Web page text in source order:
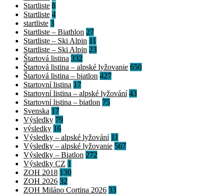
Startliste 8
Startliste 4
startliste 3
Startliste – Biathlon 27
Startliste – Ski Alpin 11
Startliste – Ski Alpin 23
Štartová listina 332
Štartová listina – alpské lyžovanie 650
Štartová listina – biatlon 427
Startovní listina 17
Startovní listina – alpské lyžování 43
Startovní listina – biatlon 75
Svenska 17
Výsledky 79
výsledky 16
Výsledky – alpské lyžování 11
Výsledky – alpské lyžovanie 567
Výsledky – Biatlon 272
Výsledky CZ 1
ZOH 2018 130
ZOH 2026 32
ZOH Miláno Cortina 2026 33